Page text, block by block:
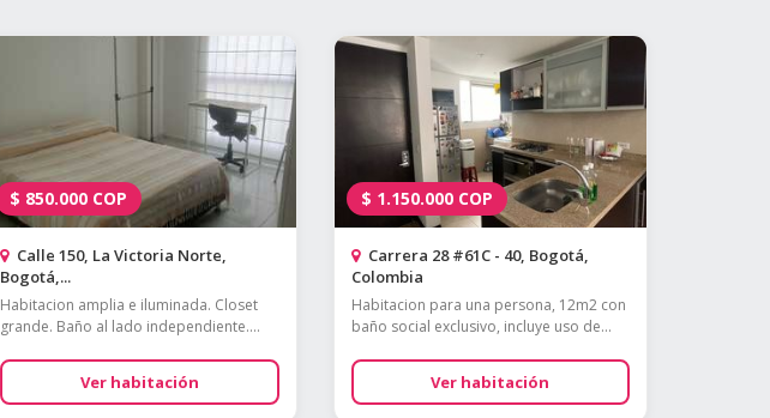
$ 850.000 COP
Calle 150, La Victoria Norte,
Bogotá,...
Habitacion amplia e iluminada. Closet
grande. Baño al lado independiente....
Ver habitación
$ 1.150.000 COP
Carrera 28 #61C - 40, Bogotá,
Colombia
Habitacion para una persona, 12m2 con
baño social exclusivo, incluye uso de...
Ver habitación